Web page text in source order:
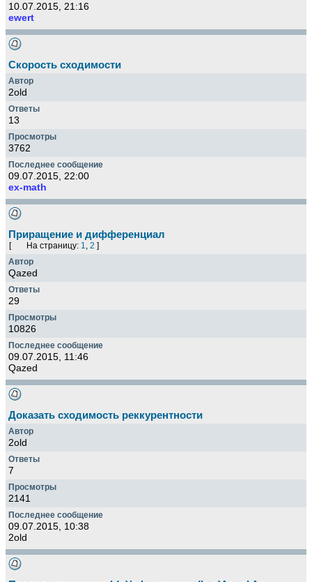
10.07.2015, 21:16
ewert
Скорость сходимости
2old
13
3762
09.07.2015, 22:00
ex-math
Приращение и дифференциал
[ На страницу: 1, 2 ]
Qazed
29
10826
09.07.2015, 11:46
Qazed
Доказать сходимость реккурентности
2old
7
2141
09.07.2015, 10:38
2old